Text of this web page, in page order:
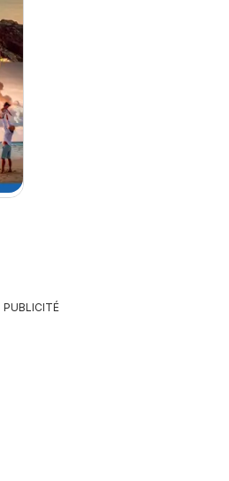
PUBLICITÉ